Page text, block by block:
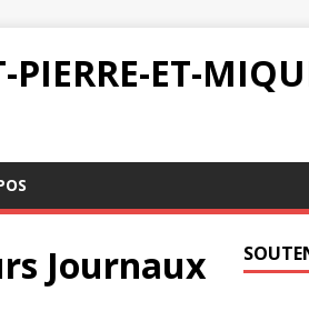
PIERRE-ET-
Journaux